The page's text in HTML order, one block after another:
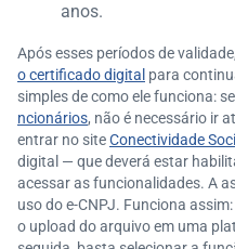
anos.
Após esses períodos de
o certificado digital para
simples de como ele funciona:
ncionários, não é necessário ir
entrar no siteConectividade
digital — que deverá estar
acessar as funcionalidades. A
uso do e-CNPJ. Funciona
o upload do arquivo em uma